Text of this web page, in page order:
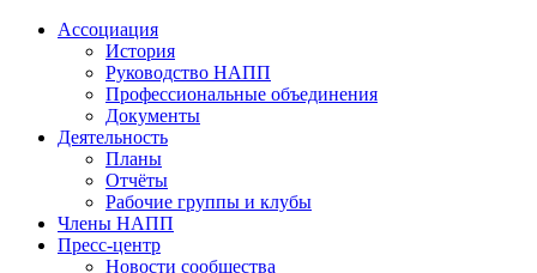
Ассоциация
История
Руководство НАПП
Профессиональные объединения
Документы
Деятельность
Планы
Отчёты
Рабочие группы и клубы
Члены НАПП
Пресс-центр
Новости сообщества